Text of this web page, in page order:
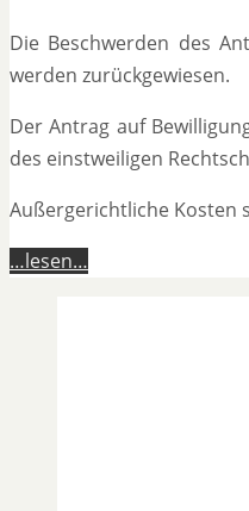
Die Beschwerden des
werden zurückgewiesen.
Der Antrag auf
des einstweiligen
Außergerichtliche Kosten
…lesen…